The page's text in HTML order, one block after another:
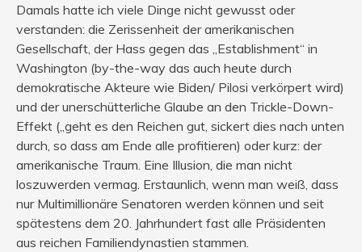
Damals hatte ich viele Dinge nicht gewusst oder
verstanden: die Zerissenheit der amerikanischen
Gesellschaft, der Hass gegen das „Establishment“ in
Washington (by-the-way das auch heute durch
demokratische Akteure wie Biden/ Pilosi verkörpert wird)
und der unerschütterliche Glaube an den Trickle-Down-
Effekt („geht es den Reichen gut, sickert dies nach unten
durch, so dass am Ende alle profitieren) oder kurz: der
amerikanische Traum. Eine Illusion, die man nicht
loszuwerden vermag. Erstaunlich, wenn man weiß, dass
nur Multimillionäre Senatoren werden können und seit
spätestens dem 20. Jahrhundert fast alle Präsidenten
aus reichen Familiendynastien stammen.